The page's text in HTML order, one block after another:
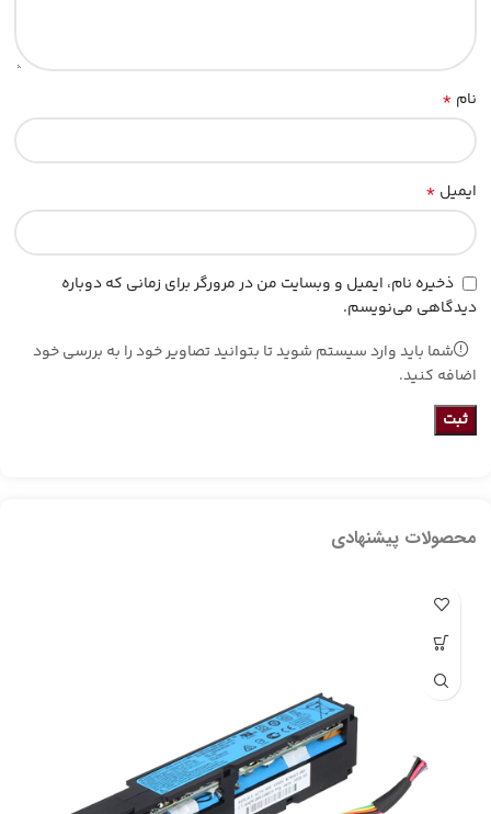
نام *
ایمیل *
ذخیره نام، ایمیل و وبسایت من در مرورگر برای زمانی که دوباره
دیدگاهی می‌نویسم.
شما باید وارد سیستم شوید تا بتوانید تصاویر خود را به بررسی خود
اضافه کنید.
محصولات پیشنهادی